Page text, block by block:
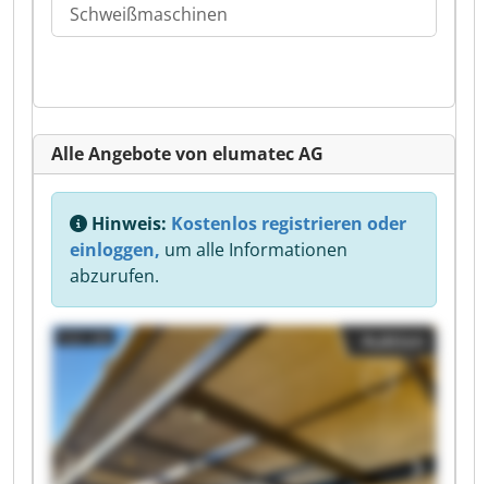
Schweißmaschinen
Alle Angebote von elumatec AG
Hinweis: Kostenlos registrieren oder
einloggen, um alle Informationen
abzurufen.